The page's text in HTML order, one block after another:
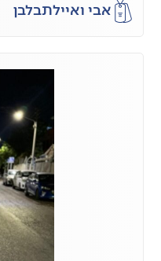
אבי ואיילתבלבן